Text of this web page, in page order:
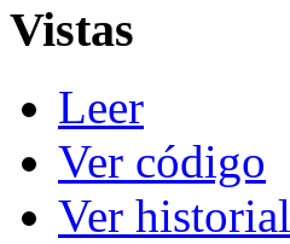
Vistas
Leer
Ver código
Ver historial